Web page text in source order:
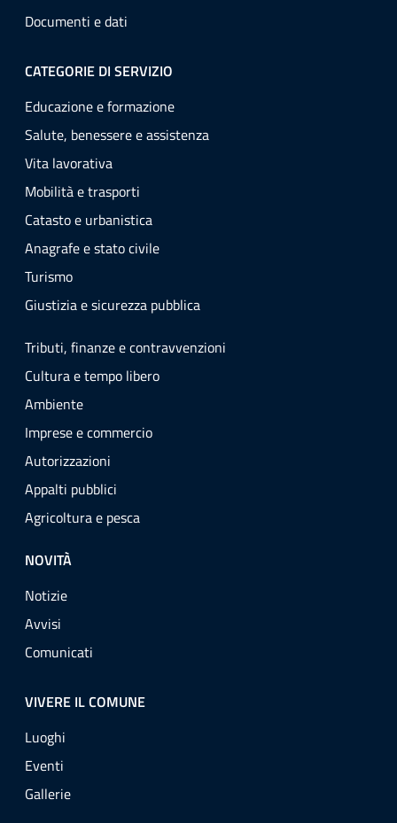
Documenti e dati
CATEGORIE DI SERVIZIO
Educazione e formazione
Salute, benessere e assistenza
Vita lavorativa
Mobilità e trasporti
Catasto e urbanistica
Anagrafe e stato civile
Turismo
Giustizia e sicurezza pubblica
Tributi, finanze e contravvenzioni
Cultura e tempo libero
Ambiente
Imprese e commercio
Autorizzazioni
Appalti pubblici
Agricoltura e pesca
NOVITÀ
Notizie
Avvisi
Comunicati
VIVERE IL COMUNE
Luoghi
Eventi
Gallerie